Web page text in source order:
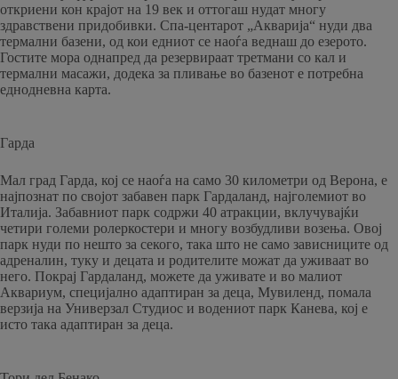
откриени кон крајот на 19 век и оттогаш нудат многу
здравствени придобивки. Спа-центарот „Акварија“ нуди два
термални базени, од кои едниот се наоѓа веднаш до езерото.
Гостите мора однапред да резервираат третмани со кал и
термални масажи, додека за пливање во базенот е потребна
еднодневна карта.
Гарда
Мал град Гарда, кој се наоѓа на само 30 километри од Верона, е
најпознат по својот забавен парк Гардаланд, најголемиот во
Италија. Забавниот парк содржи 40 атракции, вклучувајќи
четири големи ролеркостери и многу возбудливи возења. Овој
парк нуди по нешто за секого, така што не само зависниците од
адреналин, туку и децата и родителите можат да уживаат во
него. Покрај Гардаланд, можете да уживате и во малиот
Аквариум, специјално адаптиран за деца, Мувиленд, помала
верзија на Универзал Студиос и водениот парк Канева, кој е
исто така адаптиран за деца.